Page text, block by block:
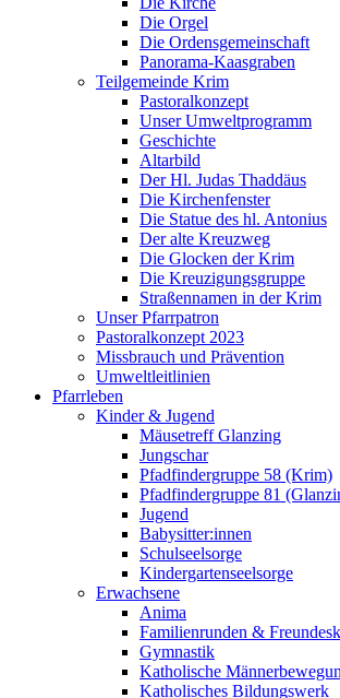
Die Orgel
Die Ordensgemeinschaft
Panorama-Kaasgraben
Teilgemeinde Krim
Pastoralkonzept
Unser Umweltprogramm
Geschichte
Altarbild
Der Hl. Judas Thaddäus
Die Kirchenfenster
Die Statue des hl. Antonius
Der alte Kreuzweg
Die Glocken der Krim
Die Kreuzigungsgruppe
Straßennamen in der Krim
Unser Pfarrpatron
Pastoralkonzept 2023
Missbrauch und Prävention
Umweltleitlinien
Pfarrleben
Kinder & Jugend
Mäusetreff Glanzing
Jungschar
Pfadfindergruppe 58 (Krim)
Pfadfindergruppe 81
Jugend
Babysitter:innen
Schulseelsorge
Kindergartenseelsorge
Erwachsene
Anima
Familienrunden &
Gymnastik
Katholische
Katholisches Bildungswerk